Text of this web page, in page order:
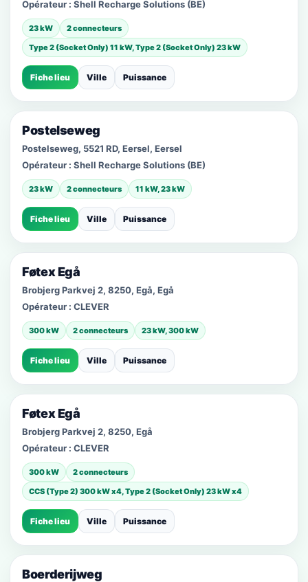
Opérateur : Shell Recharge Solutions (BE)
23 kW
2 connecteurs
Type 2 (Socket Only) 11 kW, Type 2 (Socket Only) 23 kW
Fiche lieu Ville Puissance
Postelseweg
Postelseweg, 5521 RD, Eersel, Eersel
Opérateur : Shell Recharge Solutions (BE)
23 kW 2 connecteurs 11 kW, 23 kW
Fiche lieu Ville Puissance
Føtex Egå
Brobjerg Parkvej 2, 8250, Egå, Egå
Opérateur : CLEVER
300 kW 2 connecteurs 23 kW, 300 kW
Fiche lieu Ville Puissance
Føtex Egå
Brobjerg Parkvej 2, 8250, Egå
Opérateur : CLEVER
300 kW
2 connecteurs
CCS (Type 2) 300 kW x4, Type 2 (Socket Only) 23 kW x4
Fiche lieu Ville Puissance
Boerderijweg